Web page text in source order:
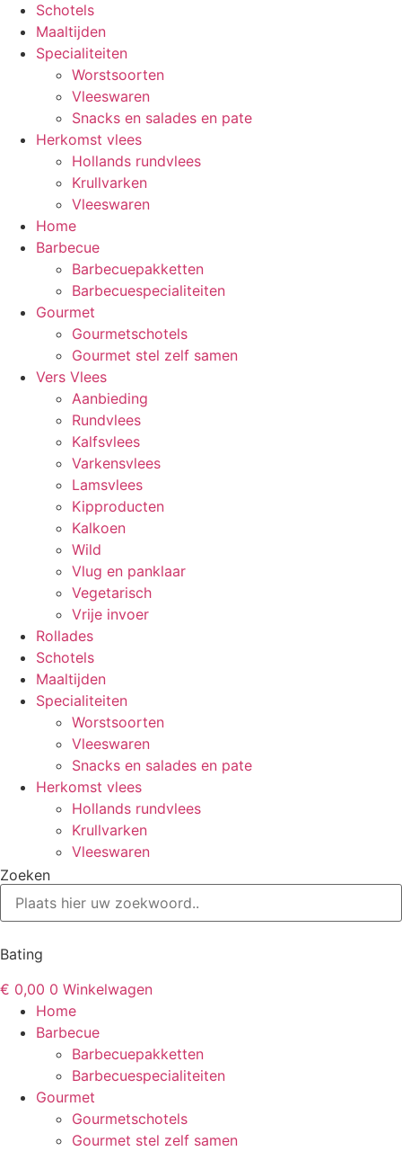
Schotels
Maaltijden
Specialiteiten
Worstsoorten
Vleeswaren
Snacks en salades en pate
Herkomst vlees
Hollands rundvlees
Krullvarken
Vleeswaren
Home
Barbecue
Barbecuepakketten
Barbecuespecialiteiten
Gourmet
Gourmetschotels
Gourmet stel zelf samen
Vers Vlees
Aanbieding
Rundvlees
Kalfsvlees
Varkensvlees
Lamsvlees
Kipproducten
Kalkoen
Wild
Vlug en panklaar
Vegetarisch
Vrije invoer
Rollades
Schotels
Maaltijden
Specialiteiten
Worstsoorten
Vleeswaren
Snacks en salades en pate
Herkomst vlees
Hollands rundvlees
Krullvarken
Vleeswaren
Zoeken
Bating
€ 0,00 0 Winkelwagen
Home
Barbecue
Barbecuepakketten
Barbecuespecialiteiten
Gourmet
Gourmetschotels
Gourmet stel zelf samen